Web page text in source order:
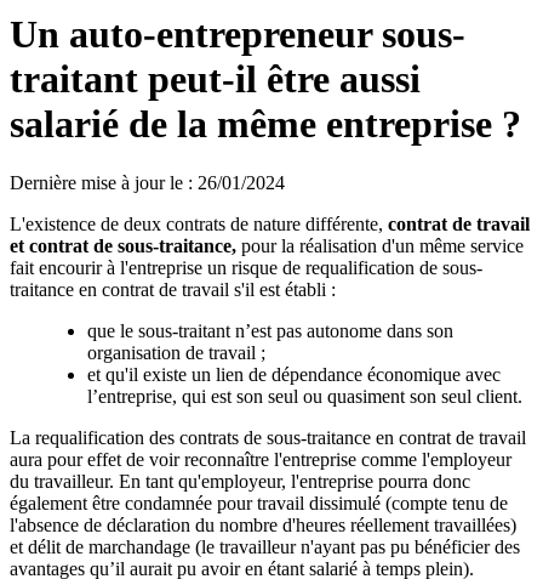
Un auto-entrepreneur sous-
traitant peut-il être aussi
salarié de la même entreprise ?
Dernière mise à jour le : 26/01/2024
L'existence de deux contrats de nature différente, contrat de travail
et contrat de sous-traitance, pour la réalisation d'un même service
fait encourir à l'entreprise un risque de requalification de sous-
traitance en contrat de travail s'il est établi :
que le sous-traitant n’est pas autonome dans son
organisation de travail ;
et qu'il existe un lien de dépendance économique avec
l’entreprise, qui est son seul ou quasiment son seul client.
La requalification des contrats de sous-traitance en contrat de travail
aura pour effet de voir reconnaître l'entreprise comme l'employeur
du travailleur. En tant qu'employeur, l'entreprise pourra donc
également être condamnée pour travail dissimulé (compte tenu de
l'absence de déclaration du nombre d'heures réellement travaillées)
et délit de marchandage (le travailleur n'ayant pas pu bénéficier des
avantages qu’il aurait pu avoir en étant salarié à temps plein).